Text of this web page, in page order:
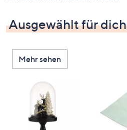
oben
und
nach
unten
oder
wischen
Touch-
Ausgewählt für dich
Mehr sehen